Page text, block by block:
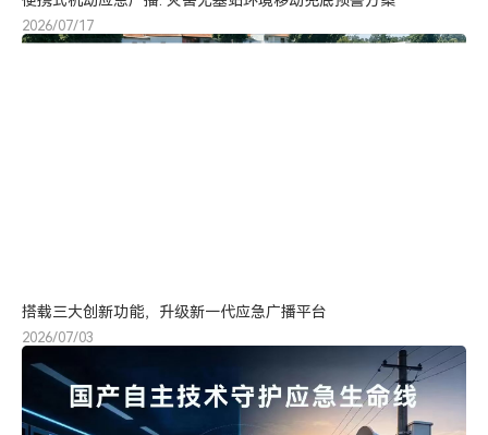
2026/07/17
搭载三大创新功能，升级新一代应急广播平台
2026/07/03